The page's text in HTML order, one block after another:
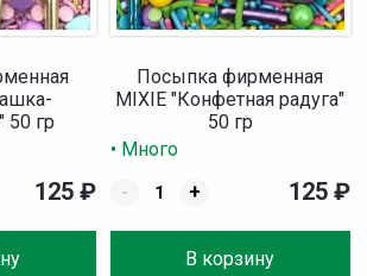
50 гр
125 ₽
Посыпка фирменная
MIXIE "Конфетная радуга"
50 гр
• Много
-
+
В корзину
125 ₽